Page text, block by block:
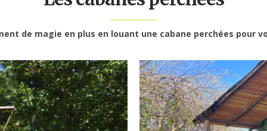
de magie en plus en louant une cabane perchées pour